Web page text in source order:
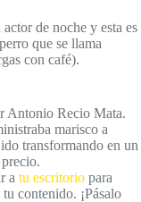
de noche y esta es
que se llama
con café).
Antonio Recio Mata.
marisco a
transformando en un
a tu escritorio para
contenido. ¡Pásalo